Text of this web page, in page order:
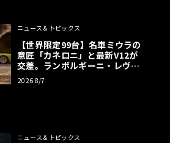
ニュース＆トピックス
【世界限定99台】名車ミウラの
意匠「カネロニ」と最新V12が
交差。ランボルギーニ・レヴエ
ルトに60周年記念車が登場
2026 8/7
ニュース＆トピックス